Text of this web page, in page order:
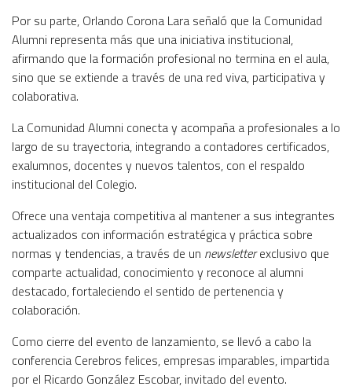
Por su parte, Orlando Corona Lara señaló que la Comunidad
Alumni representa más que una iniciativa institucional,
afirmando que la formación profesional no termina en el aula,
sino que se extiende a través de una red viva, participativa y
colaborativa.
La Comunidad Alumni conecta y acompaña a profesionales a lo
largo de su trayectoria, integrando a contadores certificados,
exalumnos, docentes y nuevos talentos, con el respaldo
institucional del Colegio.
Ofrece una ventaja competitiva al mantener a sus integrantes
actualizados con información estratégica y práctica sobre
normas y tendencias, a través de un newsletterexclusivo que
comparte actualidad, conocimiento y reconoce al alumni
destacado, fortaleciendo el sentido de pertenencia y
colaboración.
Como cierre del evento de lanzamiento, se llevó a cabo la
conferencia Cerebros felices, empresas imparables, impartida
por el Ricardo González Escobar, invitado del evento.